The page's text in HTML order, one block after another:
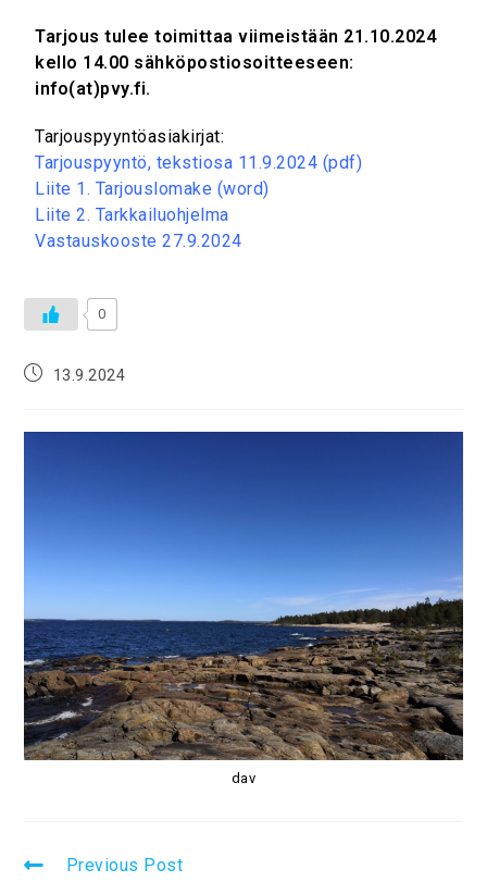
Tarjous tulee toimittaa viimeistään 21.10.2024
kello 14.00 sähköpostiosoitteeseen:
info(at)pvy.fi.
Tarjouspyyntöasiakirjat:
Tarjouspyyntö, tekstiosa 11.9.2024 (pdf)
Liite 1. Tarjouslomake (word)
Liite 2. Tarkkailuohjelma
Vastauskooste 27.9.2024
0
13.9.2024
dav
Previous Post